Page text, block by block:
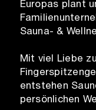
Europas plant
Sauna- &
Mit viel Liebe
entstehen
persönlichen